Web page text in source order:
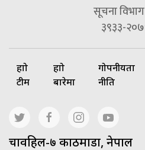
सूचना विभाग
३९३३-
हाम्रो
टीम
हाम्रो
बारेमा
गोपनीयता
नीति
चावहिल-७ काठमाडौं, नेपाल